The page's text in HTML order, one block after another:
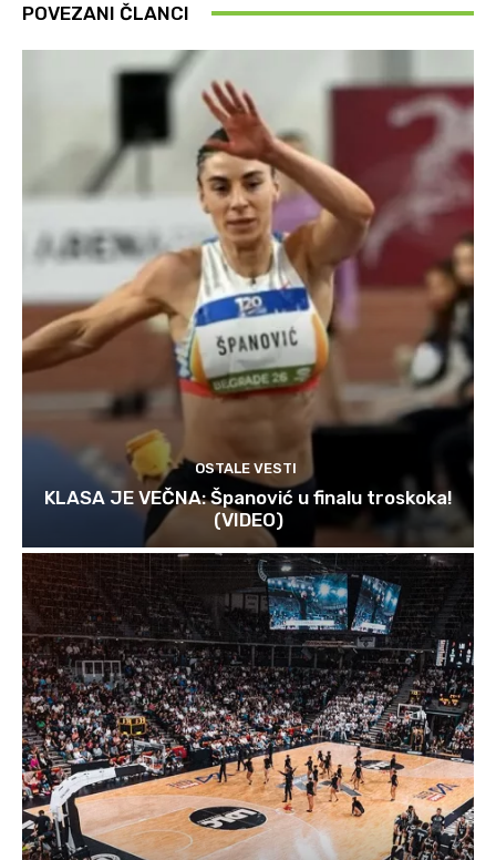
POVEZANI ČLANCI
OSTALE VESTI
KLASA JE VEČNA: Španović u finalu troskoka!
(VIDEO)